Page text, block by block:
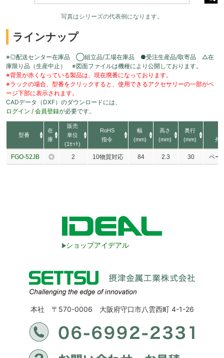
写真はシリーズの代表例になります。
ラインナップ
※◎配送センター在庫品 ◯組立品/工場在庫品 ●受注生産品/取寄品 △在
庫限り品（生産中止） ※図面ファイルは機種により公開しております。
※背景が赤くなっている製品は、現在廃番になっております。
※ラックの場合、型番をクリックすると、使用できるアクセサリーの一部がペ
ージ下部に表示されます。
CADデータ（DXF）のダウンロードには、
ログイン / 会員登録が必要です。
型番
在
庫
販売
単位
(1ｾｯﾄ)
RoHS
指令
幅
(mm)
高さ
(mm)
奥行
(mm)
外
FGO-52JB ◎ 2 10物質対応 84 2.3 30 ペー
ショップアイデアル
本社 〒570-0006 大阪府守口市八雲西町 4-1-26